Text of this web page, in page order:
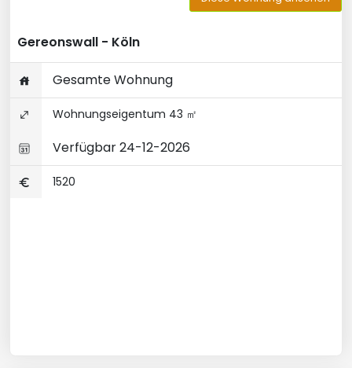
Gereonswall - Köln
Gesamte Wohnung
Wohnungseigentum 43 ㎡
Verfügbar 24-12-2026
1520